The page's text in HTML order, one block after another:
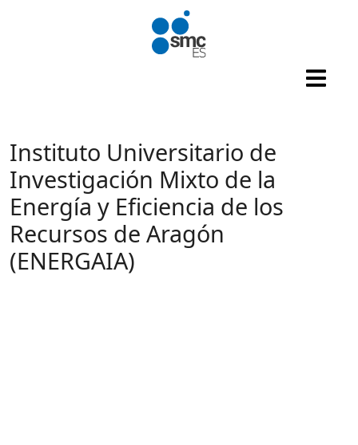
Pasar al contenido principal
Instituto Universitario de
Investigación Mixto de la
Energía y Eficiencia de los
Recursos de Aragón
(ENERGAIA)